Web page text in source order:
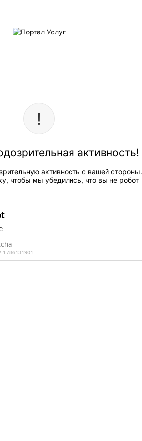
активность!
активность с вашей стороны.
чтобы мы убедились, что вы не робот